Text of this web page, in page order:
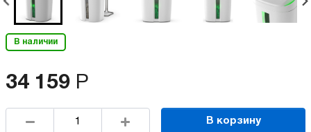
В наличии
34 159 Р
В корзину